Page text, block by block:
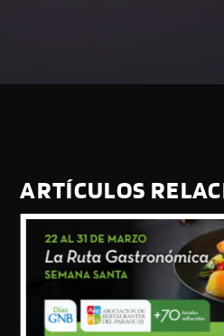
ARTÍCULOS